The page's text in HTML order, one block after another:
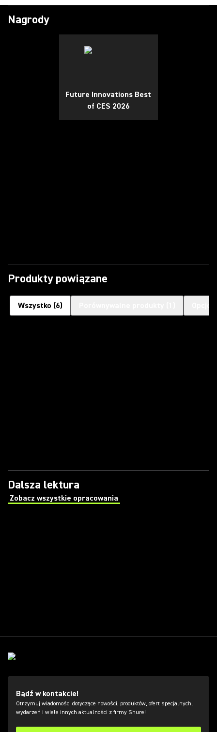
Nagrody
Future Innovations Best
of CES 2026
Produkty powiązane
Wszystko (6)
Dalsza lektura
Zobacz wszystkie opracowania
(Opens in a new tab)
Bądź w kontakcie!
Otrzymuj wiadomości dotyczące nowości, produktów, ofert specjalnych,
wydarzeń i wiele innych aktualności z firmy Shure!